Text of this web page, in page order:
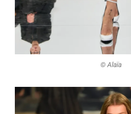
©️ Alaïa